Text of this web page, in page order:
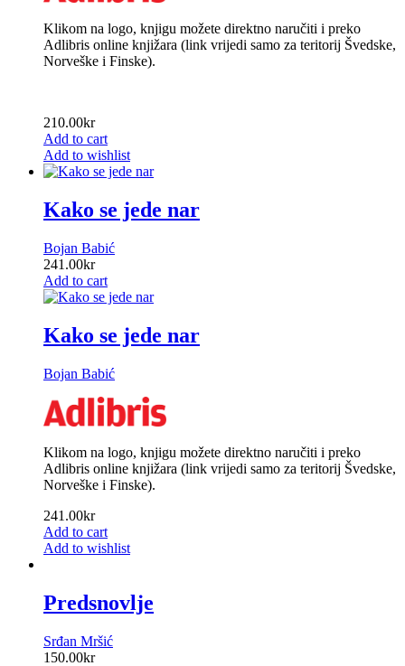
Klikom na logo, knjigu možete direktno naručiti i preko
Adlibris online knjižara (link vrijedi samo za teritorij Švedske,
Norveške i Finske).
210.00kr
Add to cart
Add to wishlist
Kako se jede nar
Bojan Babić
241.00kr
Add to cart
Kako se jede nar
Bojan Babić
Klikom na logo, knjigu možete direktno naručiti i preko
Adlibris online knjižara (link vrijedi samo za teritorij Švedske,
Norveške i Finske).
241.00kr
Add to cart
Add to wishlist
Predsnovlje
Srđan Mršić
150.00kr